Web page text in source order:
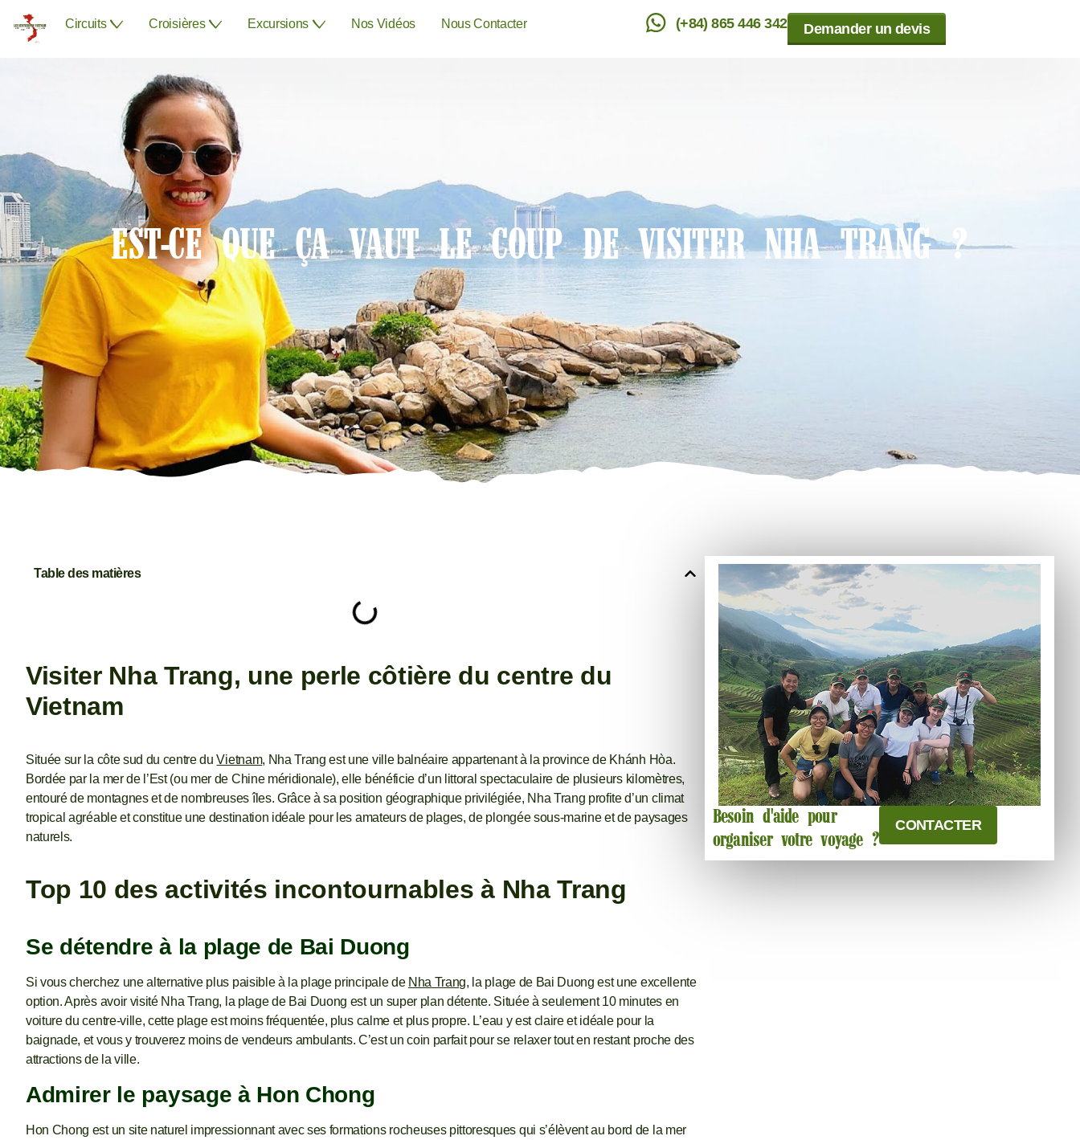
Circuits Croisières Excursions Nos Vidéos Nous Contacter (+84) 865 446 342 Demander un devis
EST-CE QUE ÇA VAUT LE COUP DE VISITER NHA TRANG ?
Table des matières
Visiter Nha Trang, une perle côtière du centre du
Vietnam
Située sur la côte sud du centre duVietnam, Nha Trang est une ville balnéaire appartenant à la province de Khánh Hòa.
Bordée par la mer de l’Est (ou mer de Chine méridionale), elle bénéficie d’un littoral spectaculaire de plusieurs kilomètres,
entouré de montagnes et de nombreuses îles. Grâce à sa position géographique privilégiée, Nha Trang profite d’un climat
tropical agréable et constitue une destination idéale pour les amateurs de plages, de plongée sous-marine et de paysages
naturels.
Top 10 des activités incontournables à Nha Trang
Se détendre à la plage de Bai Duong
Si vous cherchez une alternative plus paisible à la plage principale de Nha Trang, la plage de Bai Duong est une excellente
option. Après avoir visité Nha Trang, la plage de Bai Duong est un super plan détente. Située à seulement 10 minutes en
voiture du centre-ville, cette plage est moins fréquentée, plus calme et plus propre. L’eau y est claire et idéale pour la
baignade, et vous y trouverez moins de vendeurs ambulants. C’est un coin parfait pour se relaxer tout en restant proche des
attractions de la ville.
Admirer le paysage à Hon Chong
Hon Chong est un site naturel impressionnant avec ses formations rocheuses pittoresques qui s’élèvent au bord de la mer
Besoin d'aide pour
organiser votre voyage ?
CONTACTER